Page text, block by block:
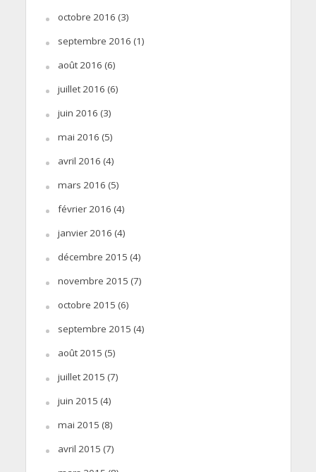
octobre 2016 (3)
septembre 2016 (1)
août 2016 (6)
juillet 2016 (6)
juin 2016 (3)
mai 2016 (5)
avril 2016 (4)
mars 2016 (5)
février 2016 (4)
janvier 2016 (4)
décembre 2015 (4)
novembre 2015 (7)
octobre 2015 (6)
septembre 2015 (4)
août 2015 (5)
juillet 2015 (7)
juin 2015 (4)
mai 2015 (8)
avril 2015 (7)